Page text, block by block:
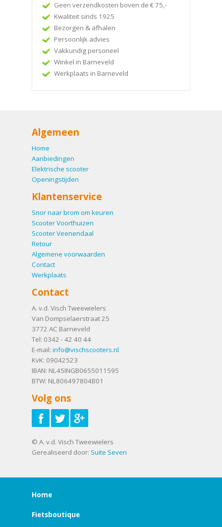
Geen verzendkosten boven de € 75,-
Kwaliteit sinds 1925
Bezorgen & afhalen
Persoonlijk advies
Vakkundig personeel
Winkel in Barneveld
Werkplaats in Barneveld
Algemeen
Home
Aanbiedingen
Elektrische scooter
Openingstijden
Klantenservice
Snor naar brom om keuren
Scooter Voorthuizen
Scooter Veenendaal
Retour
Algemene voorwaarden
Contact
Werkplaats
Contact
A. v.d. Visch Tweewielers
Van Dompselaerstraat 25
3772 AC Barneveld
Tel: 0342 - 42 40 44
E-mail: info@vischscooters.nl
KvK: 09042523
IBAN: NL45INGB0655011595
BTW: NL806497804B01
Volg ons
© A. v.d. Visch Tweewielers
Gerealiseerd door: Suite Seven
Home
Fietsboutique